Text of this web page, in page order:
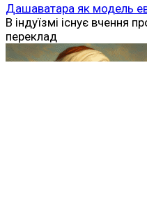
Дашаватара як модель
В індуїзмі існує вчення
переклад